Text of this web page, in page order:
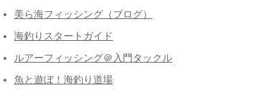
美ら海フィッシング（ブログ）
海釣りスタートガイド
ルアーフィッシング＠入門タックル
魚と遊ぼ！海釣り道場